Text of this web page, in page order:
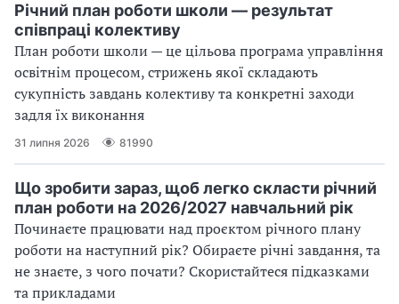
Річний план роботи школи — результат
співпраці колективу
План роботи школи — це цільова програма управління
освітнім процесом, стрижень якої складають
сукупність завдань колективу та конкретні заходи
задля їх виконання
31 липня 2026 81990
Що зробити зараз, щоб легко скласти річний
план роботи на 2026/2027 навчальний рік
Починаєте працювати над проєктом річного плану
роботи на наступний рік? Обираєте річні завдання, та
не знаєте, з чого почати? Скористайтеся підказками
та прикладами